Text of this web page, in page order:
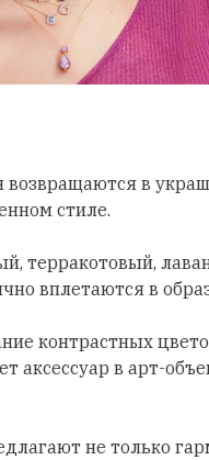
в
стиле.
терракотовый,
вплетаются в
контрастных
аксессуар в арт-
не только